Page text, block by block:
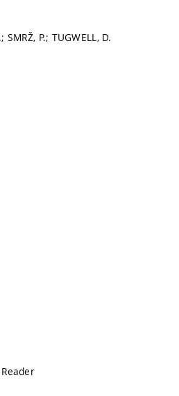
SMRŽ, P.; TUGWELL, D.